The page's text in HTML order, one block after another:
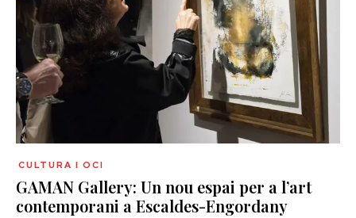
CULTURA I OCI
GAMAN Gallery: Un nou espai per a l’art
contemporani a Escaldes-Engordany